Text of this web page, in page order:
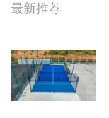
最新推荐